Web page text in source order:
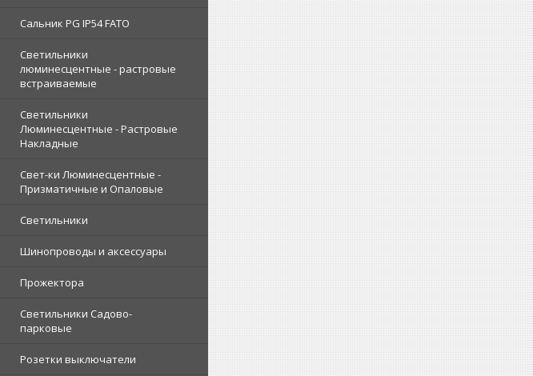
Сальник PG IP54 FATO
Светильники
люминесцентные - растровые
встраиваемые
Светильники
Люминесцентные - Растровые
Накладные
Свет-ки Люминесцентные -
Призматичные и Опаловые
Светильники
Шинопроводы и аксессуары
Прожектора
Светильники Садово-
парковые
Розетки выключатели